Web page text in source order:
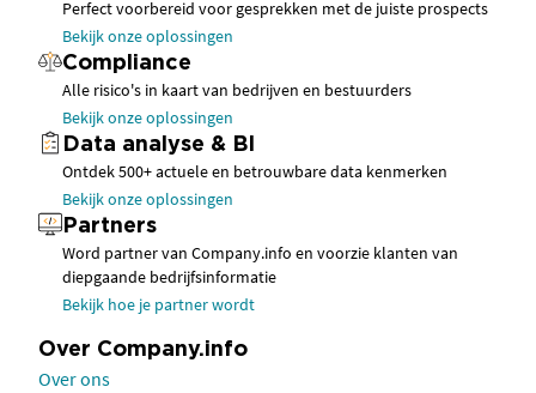
Perfect voorbereid voor gesprekken met de juiste prospects
Bekijk onze oplossingen
Compliance
Alle risico's in kaart van bedrijven en bestuurders
Bekijk onze oplossingen
Data analyse & BI
Ontdek 500+ actuele en betrouwbare data kenmerken
Bekijk onze oplossingen
Partners
Word partner van Company.info en voorzie klanten van
diepgaande bedrijfsinformatie
Bekijk hoe je partner wordt
Over Company.info
Over ons